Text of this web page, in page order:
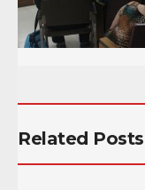
Related Posts